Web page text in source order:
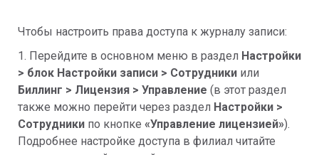
Чтобы настроить права доступа к журналу записи:
1. Перейдите в основном меню в раздел Настройки
> блок Настройки записи > Сотрудники или
Биллинг > Лицензия > Управление (в этот раздел
также можно перейти через раздел Настройки >
Сотрудники по кнопке «Управление лицензией»).
Подробнее настройке доступа в филиал читайте